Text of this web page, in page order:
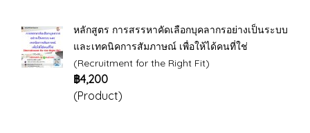
หลักสูตร การสรรหาคัดเลือกบุคลากรอย่างเป็นระบบ
และเทคนิคการสัมภาษณ์ เพื่อให้ได้คนที่ใช่
(Recruitment for the Right Fit)
฿4,200
(Product)